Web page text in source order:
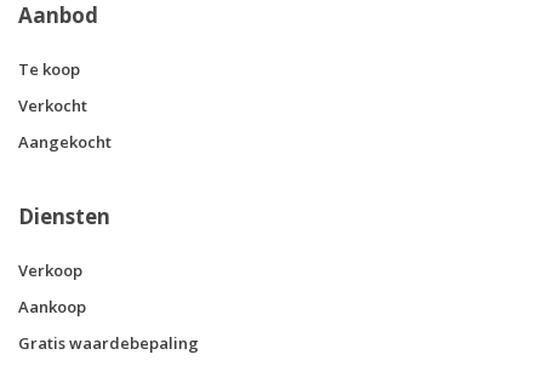
Aanbod
Te koop
Verkocht
Aangekocht
Diensten
Verkoop
Aankoop
Gratis waardebepaling